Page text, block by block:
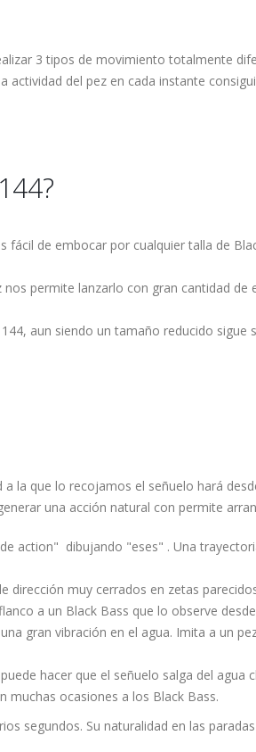
3 tipos de movimiento totalmente
del pez en cada instante
fácil de embocar por cualquier talla de
nos permite lanzarlo con gran cantidad
aun siendo un tamaño reducido sigue
a la que lo recojamos el señuelo hará
una acción natural con permite
action" dibujando "eses" . Una
dirección muy cerrados en zetas
a un Black Bass que lo observe
gran vibración en el agua. Imita a un
hacer que el señuelo salga del
muchas ocasiones a los Black Bass.
segundos. Su naturalidad en las